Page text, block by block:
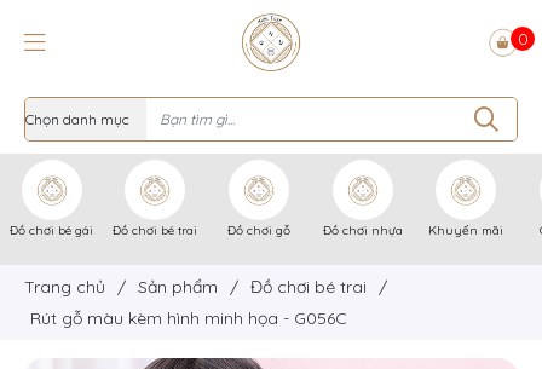
0
Đồ chơi bé gái Đồ chơi bé trai Đồ chơi gỗ Đồ chơi nhựa Khuyến mãi
Trang chủ / Sản phẩm / Đồ chơi bé trai
/
Rút gỗ màu kèm hình minh họa - G056C